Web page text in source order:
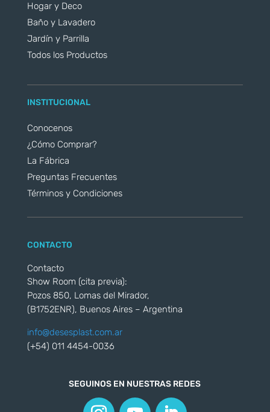
Hogar y Deco
Baño y Lavadero
Jardín y Parrilla
Todos los Productos
INSTITUCIONAL
Conocenos
¿Cómo Comprar?
La Fábrica
Preguntas Frecuentes
Términos y Condiciones
CONTACTO
Contacto
Show Room (cita previa):
Pozos 850, Lomas del Mirador,
(B1752ENR), Buenos Aires – Argentina
info@desesplast.com.ar
(+54) 011 4454-0036
SEGUINOS EN NUESTRAS REDES